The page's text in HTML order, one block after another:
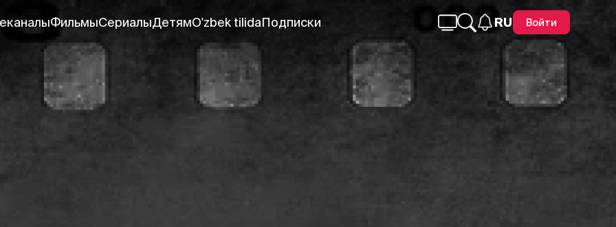
ФильмыСериалыДетямO'zbek tilidaПодписки RU Войти